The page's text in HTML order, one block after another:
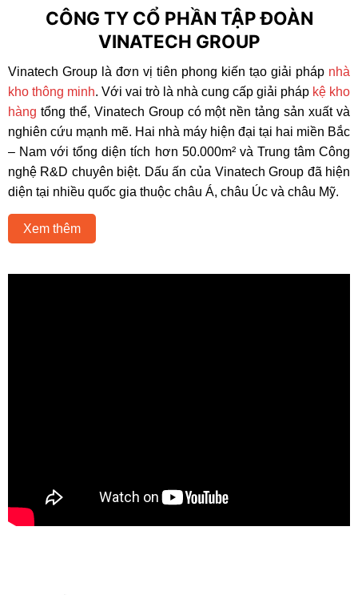
CÔNG TY CỔ PHẦN TẬP ĐOÀN
VINATECH GROUP
Vinatech Group là đơn vị tiên phong kiến tạo giải pháp nhà
kho thông minh. Với vai trò là nhà cung cấp giải pháp kệ kho
hàng tổng thể, Vinatech Group có một nền tảng sản xuất và
nghiên cứu mạnh mẽ. Hai nhà máy hiện đại tại hai miền Bắc
– Nam với tổng diện tích hơn 50.000m² và Trung tâm Công
nghệ R&D chuyên biệt. Dấu ấn của Vinatech Group đã hiện
diện tại nhiều quốc gia thuộc châu Á, châu Úc và châu Mỹ.
Xem thêm